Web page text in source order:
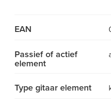
EAN
Passief of actief
element
Type gitaar element